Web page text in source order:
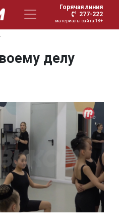
Горячая линия
277-222
материалы сайта 18+
делу